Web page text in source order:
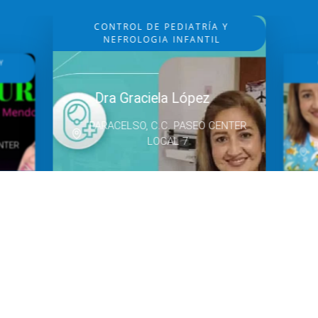
CONTROL DE PEDIATRÍA Y
NEFROLOGIA INFANTIL
Dra Graciela López
PARACELSO, C.C. PASEO CENTER
LOCAL 7